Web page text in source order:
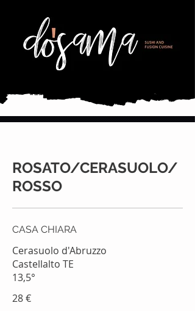
ROSATO/CERASUOLO/
ROSSO
CASA CHIARA
Cerasuolo d'Abruzzo
Castellalto TE
13,5°
28 €